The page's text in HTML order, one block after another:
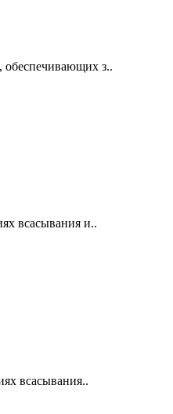
обеспечивающих з..
всасывания и..
всасывания..